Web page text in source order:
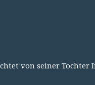
von seiner